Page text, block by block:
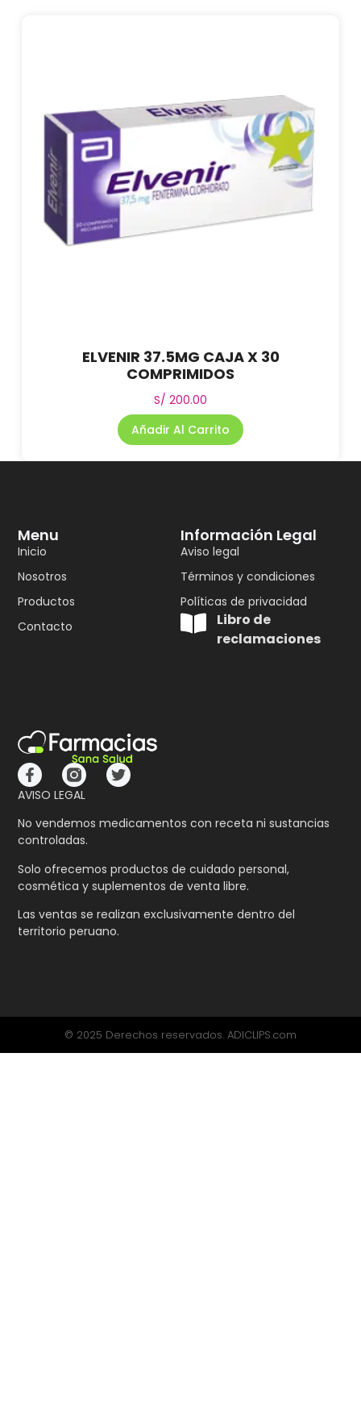
ELVENIR 37.5MG CAJA X 30
COMPRIMIDOS
S/ 200.00
Añadir Al Carrito
AVISO LEGAL
No vendemos medicamentos con receta ni sustancias
controladas.
Solo ofrecemos productos de cuidado personal,
cosmética y suplementos de venta libre.
Las ventas se realizan exclusivamente dentro del
territorio peruano.
Menu
Inicio
Nosotros
Productos
Contacto
Información Legal
Aviso legal
Términos y condiciones
Políticas de privacidad
Libro de
reclamaciones
© 2025 Derechos reservados. ADICLIPS.com